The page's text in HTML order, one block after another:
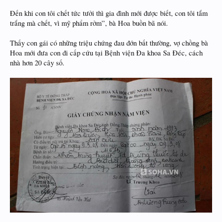
Đến khi con tôi chết tức tưởi thì gia đình mới được biết, con tôi tắm
trắng mà chết, vì mỹ phẩm rởm”, bà Hoa buồn bã nói.
Thấy con gái có những triệu chứng đau đớn bất thường, vợ chồng bà
Hoa mới đưa con đi cấp cứu tại Bệnh viện Đa khoa Sa Đéc, cách
nhà hơn 20 cây số.